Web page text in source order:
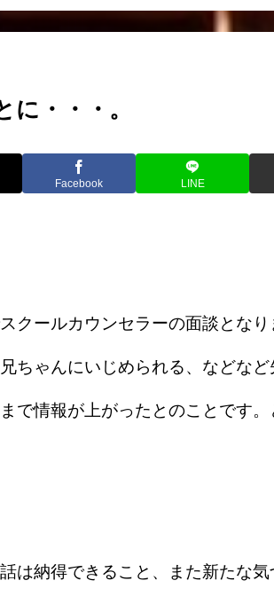
・・・。
Facebook LINE
クールカウンセラーの面談となり
ちゃんにいじめられる、などな
で情報が上がったとのことです
は納得できること、また新たな